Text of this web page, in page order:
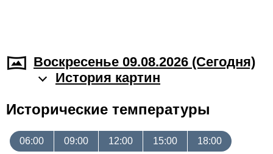
Воскресенье 09.08.2026 (Cегодня)
История картин
Исторические температуры
06:00 09:00 12:00 15:00 18:00